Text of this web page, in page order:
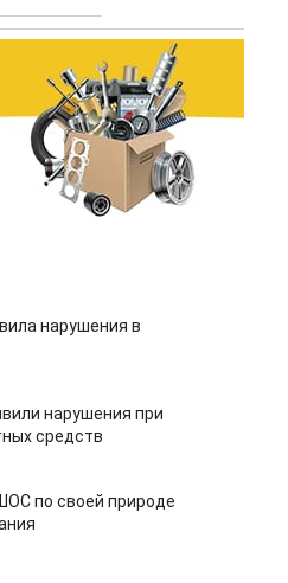
нарушения в
нарушения при
средств
по своей природе